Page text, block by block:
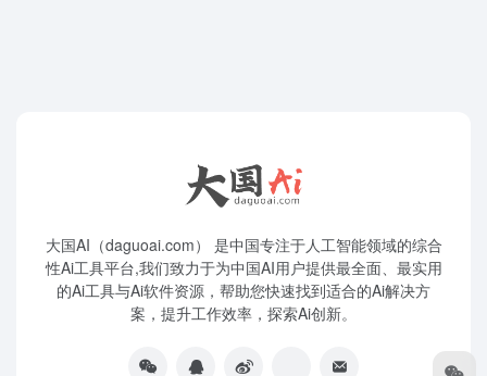
大国AI（daguoai.com） 是中国专注于人工智能领域的综合
性Ai工具平台,我们致力于为中国AI用户提供最全面、最实用
的Ai工具与Ai软件资源，帮助您快速找到适合的Ai解决方
案，提升工作效率，探索Ai创新。